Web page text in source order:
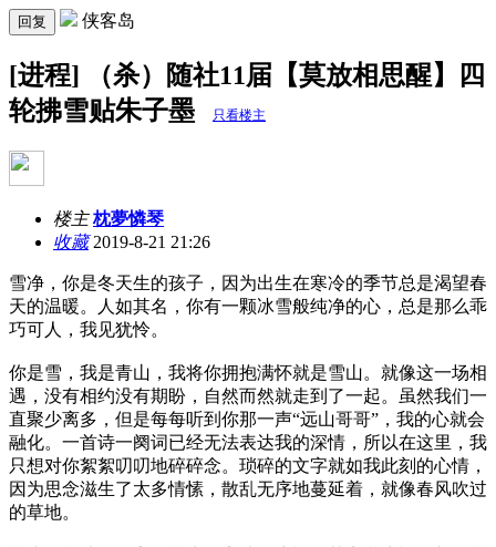
回复 侠客岛
[进程] （杀）随社11届【莫放相思醒】四
轮拂雪贴朱子墨
只看楼主
楼主 枕夢憐琴
收藏2019-8-21 21:26
雪净，你是冬天生的孩子，因为出生在寒冷的季节总是渴望春
天的温暖。人如其名，你有一颗冰雪般纯净的心，总是那么乖
巧可人，我见犹怜。
你是雪，我是青山，我将你拥抱满怀就是雪山。就像这一场相
遇，没有相约没有期盼，自然而然就走到了一起。虽然我们一
直聚少离多，但是每每听到你那一声“远山哥哥”，我的心就会
融化。一首诗一阕词已经无法表达我的深情，所以在这里，我
只想对你絮絮叨叨地碎碎念。琐碎的文字就如我此刻的心情，
因为思念滋生了太多情愫，散乱无序地蔓延着，就像春风吹过
的草地。